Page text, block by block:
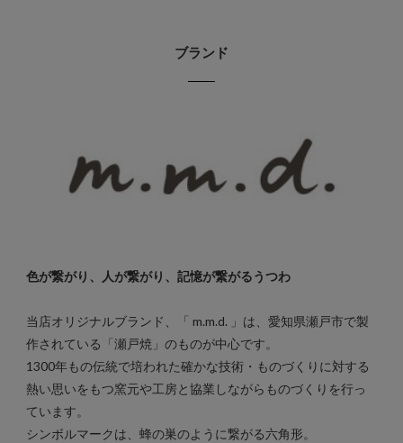
ブランド
色が繋がり、人が繋がり、記憶が繋がるうつわ
当店オリジナルブランド、「 m.m.d. 」は、愛知県瀬戸市で製
作されている「瀬戸焼」のものが中心です。
1300年もの伝統で培われた確かな技術・ものづくりに対する
熱い思いをもつ窯元や工房と協業しながらものづくりを行っ
ています。
シンボルマークは、蜂の巣のように繋がる六角形。